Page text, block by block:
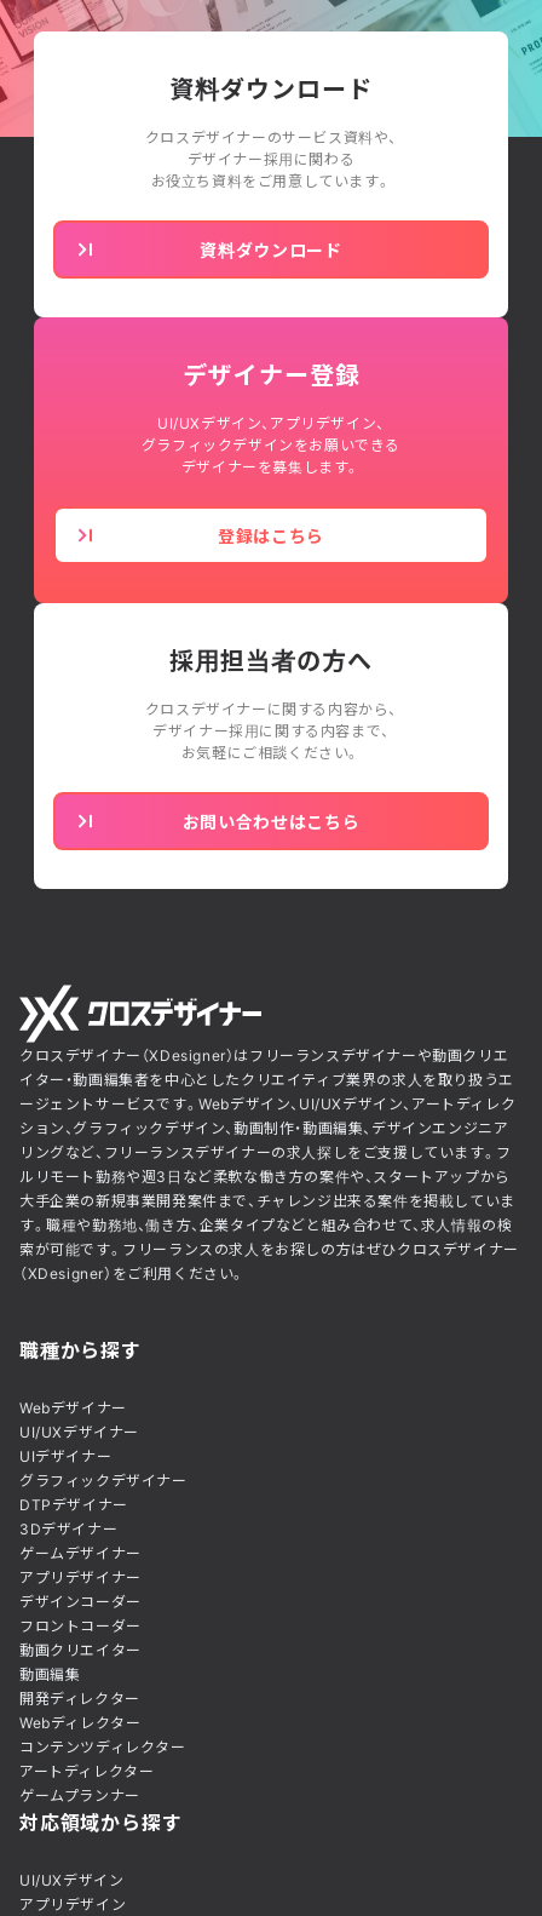
資料ダウンロード
クロスデザイナーのサービス資料や、
デザイナー採用に関わる
お役立ち資料をご用意しています。
資料ダウンロード
デザイナー登録
UI/UXデザイン、アプリデザイン、
グラフィックデザインをお願いできる
デザイナーを募集します。
登録はこちら
採用担当者の方へ
クロスデザイナーに関する内容から、
デザイナー採用に関する内容まで、
お気軽にご相談ください。
お問い合わせはこちら
クロスデザイナー（XDesigner）はフリーランスデザイナーや動画クリエ
イター・動画編集者を中心としたクリエイティブ業界の求人を取り扱うエ
ージェントサービスです。Webデザイン、UI/UXデザイン、アートディレク
ション、グラフィックデザイン、動画制作・動画編集、デザインエンジニア
リングなど、フリーランスデザイナーの求人探しをご支援しています。フ
ルリモート勤務や週3日など柔軟な働き方の案件や、スタートアップから
大手企業の新規事業開発案件まで、チャレンジ出来る案件を掲載していま
す。職種や勤務地、働き方、企業タイプなどと組み合わせて、求人情報の検
索が可能です。フリーランスの求人をお探しの方はぜひクロスデザイナー
（XDesigner）をご利用ください。
職種から探す
Webデザイナー
UI/UXデザイナー
UIデザイナー
グラフィックデザイナー
DTPデザイナー
3Dデザイナー
ゲームデザイナー
アプリデザイナー
デザインコーダー
フロントコーダー
動画クリエイター
動画編集
開発ディレクター
Webディレクター
コンテンツディレクター
アートディレクター
ゲームプランナー
対応領域から探す
UI/UXデザイン
アプリデザイン